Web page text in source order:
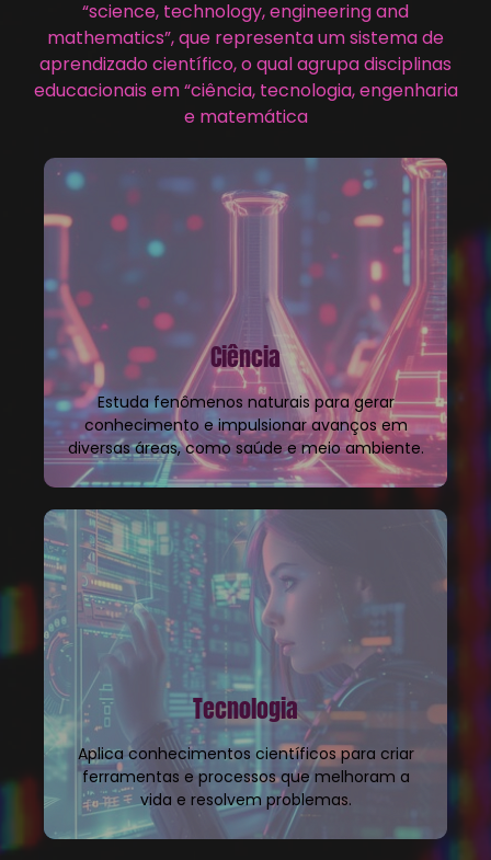
“science, technology, engineering and
mathematics”, que representa um sistema de
aprendizado científico, o qual agrupa disciplinas
educacionais em “ciência, tecnologia, engenharia
e matemática
Ciência
Estuda fenômenos naturais para gerar
conhecimento e impulsionar avanços em
diversas áreas, como saúde e meio ambiente.
Tecnologia
Aplica conhecimentos científicos para criar
ferramentas e processos que melhoram a
vida e resolvem problemas.